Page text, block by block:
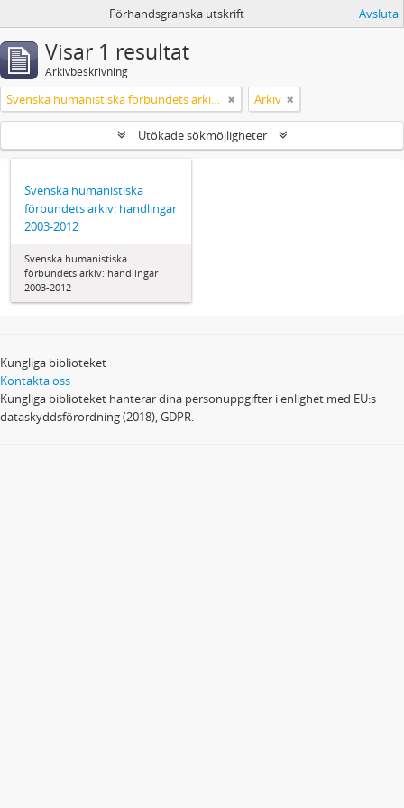
Förhandsgranska utskrift Avsluta
Visar 1 resultat
Arkivbeskrivning
Svenska humanistiska förbundets arkiv: handlingar 2003-2012 Arkiv
Utökade sökmöjligheter
Svenska humanistiska
förbundets arkiv: handlingar
2003-2012
Svenska humanistiska
förbundets arkiv: handlingar
2003-2012
Kungliga biblioteket
Kontakta oss
Kungliga biblioteket hanterar dina personuppgifter i enlighet med EU:s
dataskyddsförordning (2018), GDPR.